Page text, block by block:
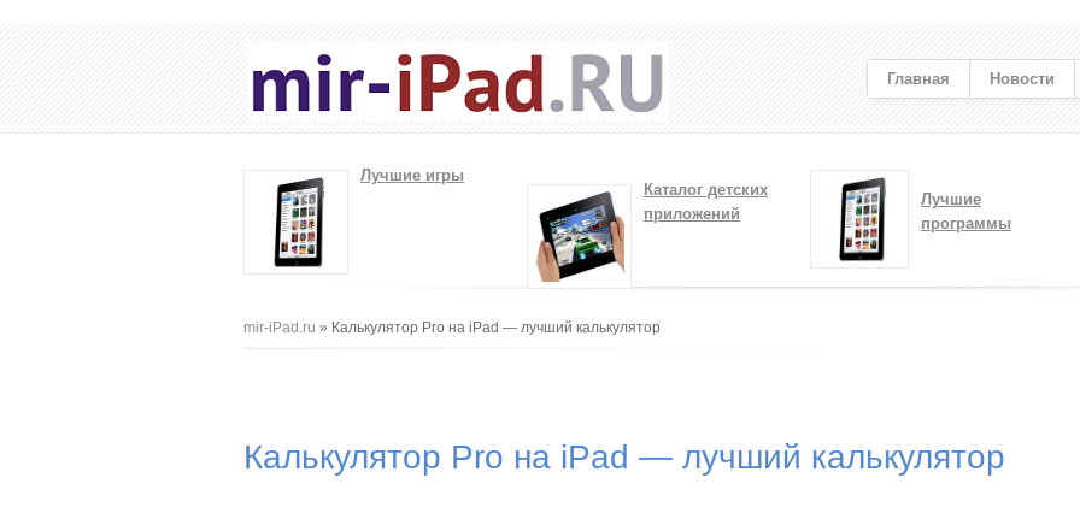
Главная Новости
Лучшие игры
Каталог детских
приложений
Лучшие
программы
Вы здесь
mir-iPad.ru » Калькулятор Pro на iPad — лучший калькулятор
Калькулятор Pro на iPad — лучший калькулятор